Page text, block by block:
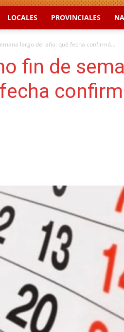
LOCALES PROVINCIALES
largo del año: qué fecha confirmó...
fin de